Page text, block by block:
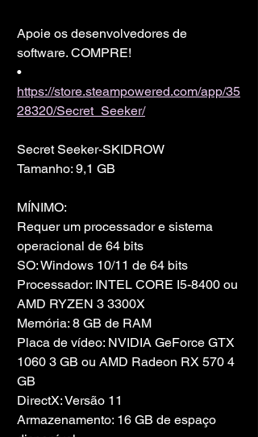
Apoie os desenvolvedores de
software. COMPRE!
•
https://store.steampowered.com/app/35
28320/Secret_Seeker/
Secret Seeker-SKIDROW
Tamanho: 9,1 GB
MÍNIMO:
Requer um processador e sistema
operacional de 64 bits
SO: Windows 10/11 de 64 bits
Processador: INTEL CORE I5-8400 ou
AMD RYZEN 3 3300X
Memória: 8 GB de RAM
Placa de vídeo: NVIDIA GeForce GTX
1060 3 GB ou AMD Radeon RX 570 4
GB
DirectX: Versão 11
Armazenamento: 16 GB de espaço